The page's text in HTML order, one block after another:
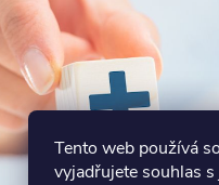
Tento web používá
vyjadřujete souhlas